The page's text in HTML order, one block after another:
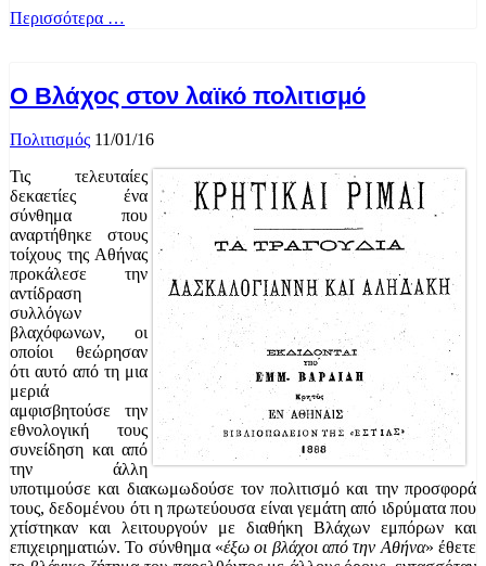
Περισσότερα …
Ο Βλάχος στον λαϊκό πολιτισμό
Πολιτισμός 11/01/16
Τις τελευταίες
δεκαετίες ένα
σύνθημα που
αναρτήθηκε στους
τοίχους της Αθήνας
προκάλεσε την
αντίδραση
συλλόγων
βλαχόφωνων, οι
οποίοι θεώρησαν
ότι αυτό από τη μια
μεριά
αμφισβητούσε την
εθνολογική τους
συνείδηση και από
την άλλη
υποτιμούσε και διακωμωδούσε τον πολιτισμό και την προσφορά
τους, δεδομένου ότι η πρωτεύουσα είναι γεμάτη από ιδρύματα που
χτίστηκαν και λειτουργούν με διαθήκη Βλάχων εμπόρων και
επιχειρηματιών. Το σύνθημα «έξω οι βλάχοι από την Αθήνα» έθετε